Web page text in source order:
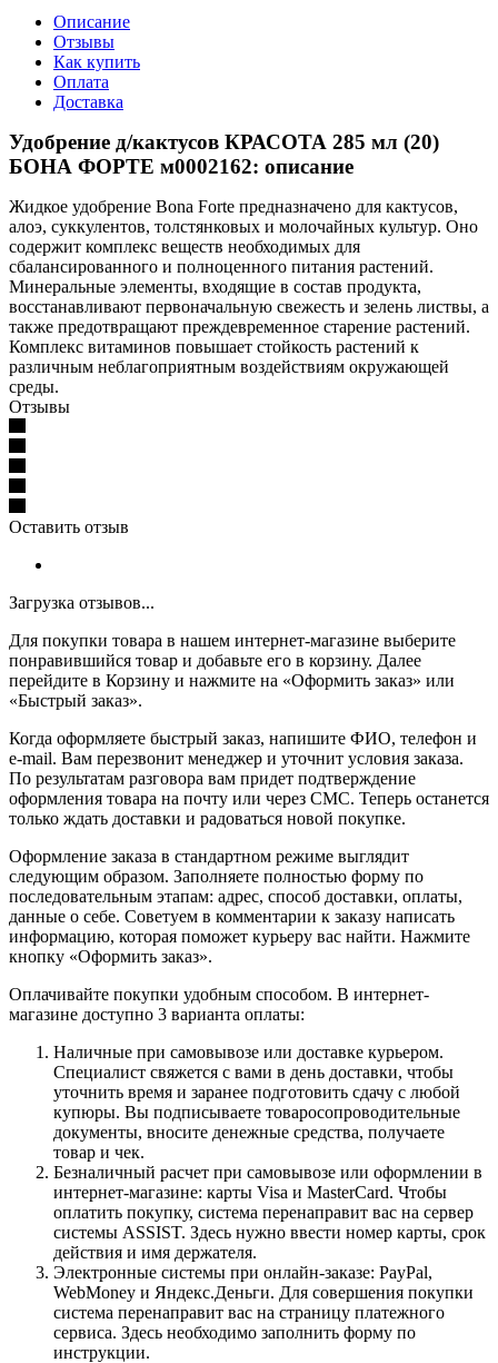
Описание
Отзывы
Как купить
Оплата
Доставка
Удобрение д/кактусов КРАСОТА 285 мл (20)
БОНА ФОРТЕ м0002162: описание
Жидкое удобрение Bona Forte предназначено для кактусов,
алоэ, суккулентов, толстянковых и молочайных культур. Оно
содержит комплекс веществ необходимых для
сбалансированного и полноценного питания растений.
Минеральные элементы, входящие в состав продукта,
восстанавливают первоначальную свежесть и зелень листвы, а
также предотвращают преждевременное старение растений.
Комплекс витаминов повышает стойкость растений к
различным неблагоприятным воздействиям окружающей
среды.
Отзывы
Оставить отзыв
Загрузка отзывов...
Для покупки товара в нашем интернет-магазине выберите
понравившийся товар и добавьте его в корзину. Далее
перейдите в Корзину и нажмите на «Оформить заказ» или
«Быстрый заказ».
Когда оформляете быстрый заказ, напишите ФИО, телефон и
e-mail. Вам перезвонит менеджер и уточнит условия заказа.
По результатам разговора вам придет подтверждение
оформления товара на почту или через СМС. Теперь останется
только ждать доставки и радоваться новой покупке.
Оформление заказа в стандартном режиме выглядит
следующим образом. Заполняете полностью форму по
последовательным этапам: адрес, способ доставки, оплаты,
данные о себе. Советуем в комментарии к заказу написать
информацию, которая поможет курьеру вас найти. Нажмите
кнопку «Оформить заказ».
Оплачивайте покупки удобным способом. В интернет-
магазине доступно 3 варианта оплаты:
Наличные при самовывозе или доставке курьером.
Специалист свяжется с вами в день доставки, чтобы
уточнить время и заранее подготовить сдачу с любой
купюры. Вы подписываете товаросопроводительные
документы, вносите денежные средства, получаете
товар и чек.
Безналичный расчет при самовывозе или оформлении в
интернет-магазине: карты Visa и MasterCard. Чтобы
оплатить покупку, система перенаправит вас на сервер
системы ASSIST. Здесь нужно ввести номер карты, срок
действия и имя держателя.
Электронные системы при онлайн-заказе: PayPal,
WebMoney и Яндекс.Деньги. Для совершения покупки
система перенаправит вас на страницу платежного
сервиса. Здесь необходимо заполнить форму по
инструкции.